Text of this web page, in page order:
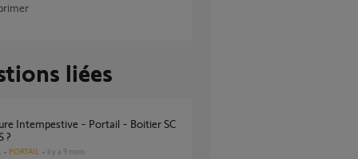
liées
?
PORTAIL il y a 9 mois